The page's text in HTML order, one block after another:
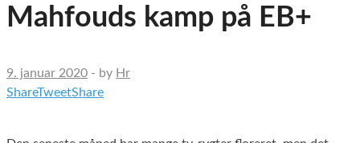
Mahfouds kamp på EB+
9. januar 2020 - by Hr
ShareTweetShare